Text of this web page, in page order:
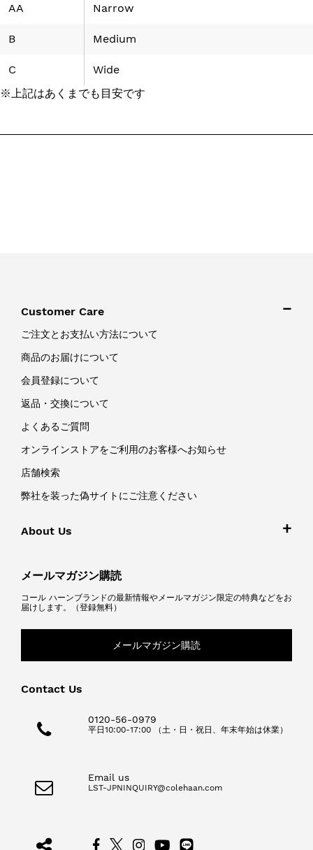
AA Narrow
B Medium
C
Wide
※上記はあくまでも目安です
Customer Care
ご注文とお支払い方法について
商品のお届けについて
会員登録について
返品・交換について
よくあるご質問
オンラインストアをご利用のお客様へお知らせ
店舗検索
弊社を装った偽サイトにご注意ください
About Us
メールマガジン購読
コール ハーンブランドの最新情報やメールマガジン限定の特典などをお
届けします。（登録無料）
メールマガジン購読
Contact Us
0120-56-0979
平日10:00-17:00 （土・日・祝日、年末年始は休業）
Email us
LST-JPNINQUIRY@colehaan.com